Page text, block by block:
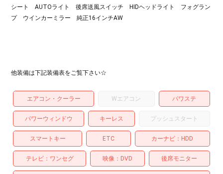
シート AUTOライト 後席送風スイッチ HIDヘッドライト フォグラン
プ ウインカーミラー 純正16インチAW
他装備は下記装備表をご覧下さい☆
エアコン・クーラー Wエアコン パワステ
パワーウィンドウ キーレス プッシュスタート
スマートキー ETC カーナビ HDD
テレビ ワンセグ 映像 DVD 後席モニター